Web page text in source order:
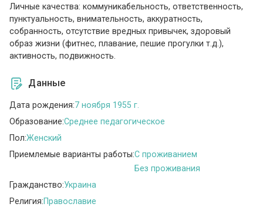
Личные качества: коммуникабельность, ответственность,
пунктуальность, внимательность, аккуратность,
собранность, отсутствие вредных привычек, здоровый
образ жизни (фитнес, плавание, пешие прогулки т.д.),
активность, подвижность.
Данные
Дата рождения:7 ноября 1955 г.
Образование:Среднее педагогическое
Пол:Женский
Приемлемые варианты работы:C проживанием
Без проживания
Гражданство:Украина
Религия:Православие